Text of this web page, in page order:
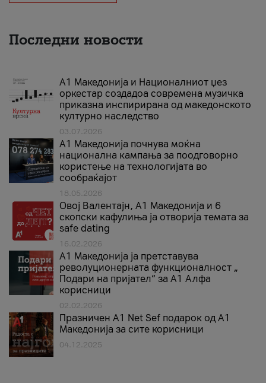
Последни новости
А1 Македонија и Националниот џез
оркестар создадоа современа музичка
приказна инспирирана од македонското
културно наследство
03.07.2026
A1 Македонија почнува моќна
национална кампања за поодговорно
користење на технологијата во
сообраќајот
18.05.2026
Овој Валентајн, A1 Македонија и 6
скопски кафулиња ја отворија темата за
safe dating
16.02.2026
А1 Македонија ја претставува
револуционерната функционалност „
Подари на пријател“ за А1 Алфа
корисници
02.02.2026
Празничен A1 Net Sеf подарок од А1
Македонија за сите корисници
04.12.2025